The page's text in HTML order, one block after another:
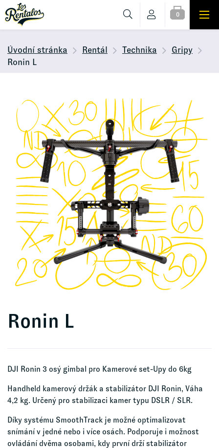
0
Úvodní stránka Rentál Technika
Gripy
Ronin L
Ronin L
DJI Ronin 3 osý gimbal pro Kamerové set-Upy do 6kg
Handheld kamerový držák a stabilizátor DJI Ronin, Váha
4,2 kg. Určený pro stabilizaci kamer typu DSLR / SLR.
Díky systému SmoothTrack je možné optimalizovat
snímání v jedné nebo i více osách. Podporuje i možnost
ovládání dvěma osobami, kdy první drží stabilizátor